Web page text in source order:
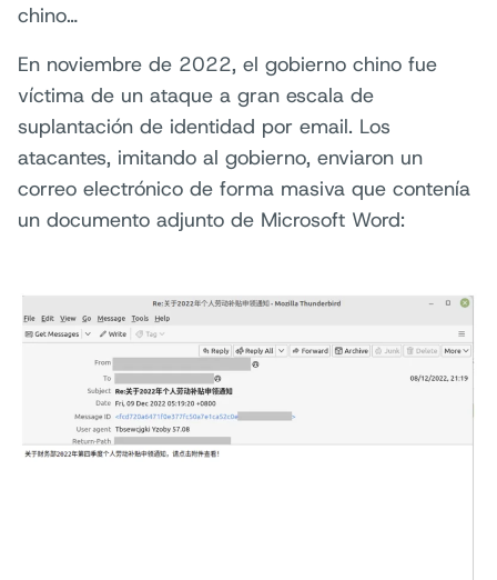
chino…
En noviembre de 2022, el gobierno chino fue
víctima de un ataque a gran escala de
suplantación de identidad por email. Los
atacantes, imitando al gobierno, enviaron un
correo electrónico de forma masiva que contenía
un documento adjunto de Microsoft Word: